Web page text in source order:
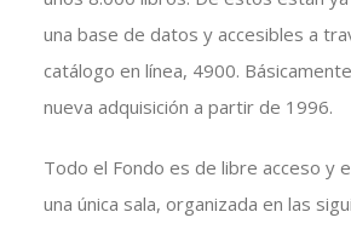
una base de datos y accesibles a
catálogo en línea, 4900.
nueva adquisición a partir de 1996.
Todo el Fondo es de libre acceso y
una única sala, organizada en las